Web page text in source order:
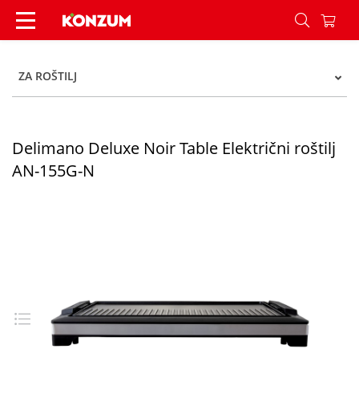
Delimano Deluxe Noir Table Električni roštilj AN-
ZA ROŠTILJ
Delimano Deluxe Noir Table Električni roštilj
AN-155G-N